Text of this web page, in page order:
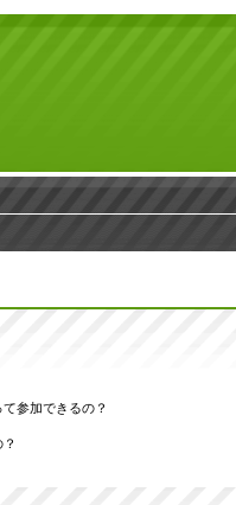
参加できるの？